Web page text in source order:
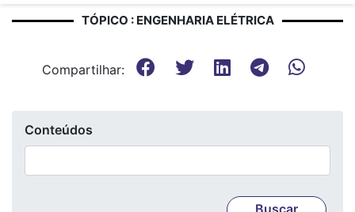
TÓPICO : ENGENHARIA ELÉTRICA
Compartilhar:
Conteúdos